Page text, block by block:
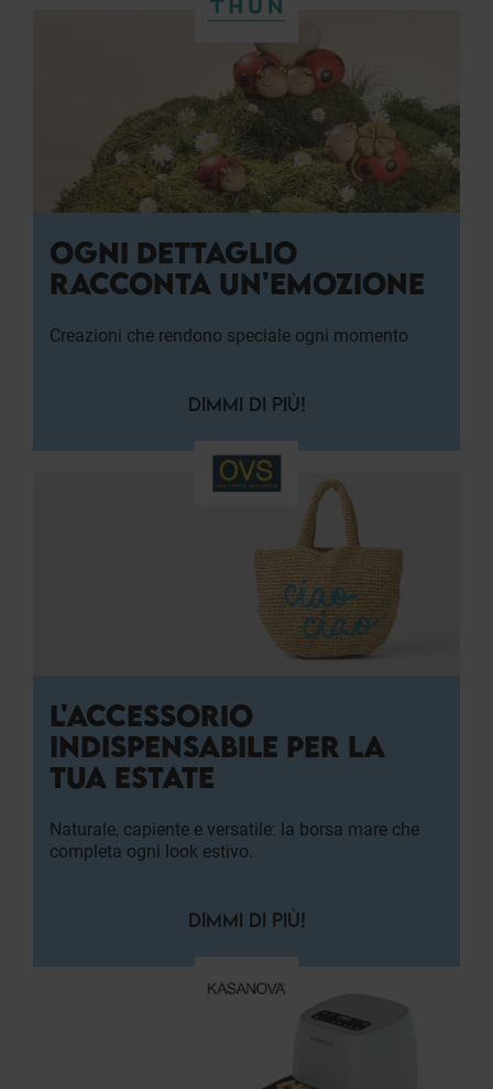
OGNI DETTAGLIO
RACCONTA UN'EMOZIONE
Creazioni che rendono speciale ogni momento
DIMMI DI PIÙ!
L'ACCESSORIO
INDISPENSABILE PER LA
TUA ESTATE
Naturale, capiente e versatile: la borsa mare che
completa ogni look estivo.
DIMMI DI PIÙ!